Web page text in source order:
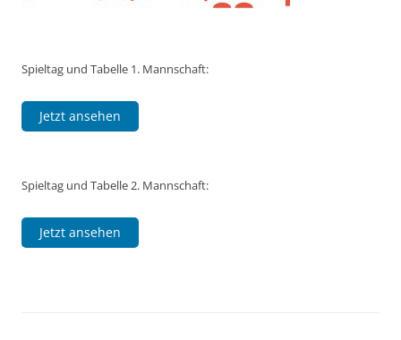
Spieltag und Tabelle 1. Mannschaft:
Jetzt ansehen
Spieltag und Tabelle 2. Mannschaft:
Jetzt ansehen